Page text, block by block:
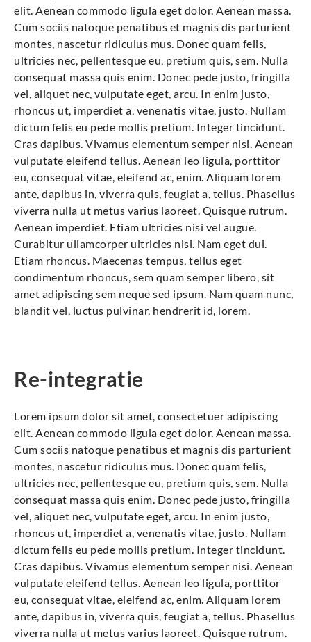
elit. Aenean commodo ligula eget dolor. Aenean massa.
Cum sociis natoque penatibus et magnis dis parturient
montes, nascetur ridiculus mus. Donec quam felis,
ultricies nec, pellentesque eu, pretium quis, sem. Nulla
consequat massa quis enim. Donec pede justo, fringilla
vel, aliquet nec, vulputate eget, arcu. In enim justo,
rhoncus ut, imperdiet a, venenatis vitae, justo. Nullam
dictum felis eu pede mollis pretium. Integer tincidunt.
Cras dapibus. Vivamus elementum semper nisi. Aenean
vulputate eleifend tellus. Aenean leo ligula, porttitor
eu, consequat vitae, eleifend ac, enim. Aliquam lorem
ante, dapibus in, viverra quis, feugiat a, tellus. Phasellus
viverra nulla ut metus varius laoreet. Quisque rutrum.
Aenean imperdiet. Etiam ultricies nisi vel augue.
Curabitur ullamcorper ultricies nisi. Nam eget dui.
Etiam rhoncus. Maecenas tempus, tellus eget
condimentum rhoncus, sem quam semper libero, sit
amet adipiscing sem neque sed ipsum. Nam quam nunc,
blandit vel, luctus pulvinar, hendrerit id, lorem.
Re-integratie
Lorem ipsum dolor sit amet, consectetuer adipiscing
elit. Aenean commodo ligula eget dolor. Aenean massa.
Cum sociis natoque penatibus et magnis dis parturient
montes, nascetur ridiculus mus. Donec quam felis,
ultricies nec, pellentesque eu, pretium quis, sem. Nulla
consequat massa quis enim. Donec pede justo, fringilla
vel, aliquet nec, vulputate eget, arcu. In enim justo,
rhoncus ut, imperdiet a, venenatis vitae, justo. Nullam
dictum felis eu pede mollis pretium. Integer tincidunt.
Cras dapibus. Vivamus elementum semper nisi. Aenean
vulputate eleifend tellus. Aenean leo ligula, porttitor
eu, consequat vitae, eleifend ac, enim. Aliquam lorem
ante, dapibus in, viverra quis, feugiat a, tellus. Phasellus
viverra nulla ut metus varius laoreet. Quisque rutrum.